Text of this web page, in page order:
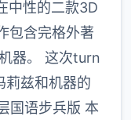
中性的二款3D
包含完格外著
器。 这次turn
莉兹和机器的
国语步兵版 本